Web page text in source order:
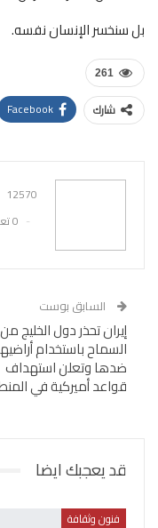
بل سنخسر الإنسان نفسه.
261
شارك Facebook
12570 المشاركات
0 تعليقات
السابق بوست
إيران تحذر دول الخليج من
السماح باستخدام
ضدها وتعلن استهداف
قواعد أميركية في
قد يعجبك ايضا
فنون وثقافة